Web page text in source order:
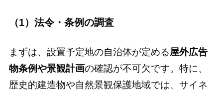
（1）法令・条例の調査
まずは、設置予定地の自治体が定める屋外広告
物条例や景観計画の確認が不可欠です。特に、
歴史的建造物や自然景観保護地域では、サイネ